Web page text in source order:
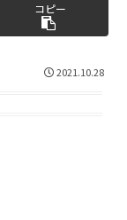
コピー
2021.10.28